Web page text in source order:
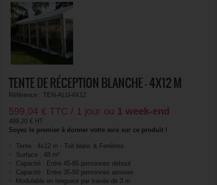
TENTE DE RÉCEPTION BLANCHE - 4X12 M
Référence :TEN-ALU-4X12
599,04 € TTC / 1 jour ou 1 week-end
499,20 € HT
Soyez le premier à donner votre avis sur ce produit !
Tente : 4x12 m - Toit blanc & Fenêtres
Surface : 48 m²
Capacité : Entre 45-85 personnes debout
Capacité : Entre 35-50 personnes assises
Modulable en longueur par travée de 3 m